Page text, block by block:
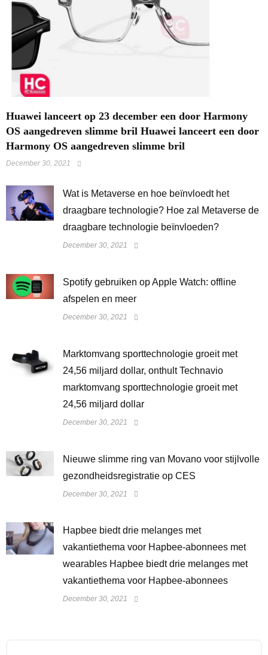
Huawei lanceert op 23 december een door Harmony
OS aangedreven slimme bril Huawei lanceert een door
Harmony OS aangedreven slimme bril
December 30, 2021
Wat is Metaverse en hoe beïnvloedt het
draagbare technologie? Hoe zal Metaverse de
draagbare technologie beïnvloeden?
December 30, 2021
Spotify gebruiken op Apple Watch: offline
afspelen en meer
December 30, 2021
Marktomvang sporttechnologie groeit met
24,56 miljard dollar, onthult Technavio
marktomvang sporttechnologie groeit met
24,56 miljard dollar
December 30, 2021
Nieuwe slimme ring van Movano voor stijlvolle
gezondheidsregistratie op CES
December 30, 2021
Hapbee biedt drie melanges met
vakantiethema voor Hapbee-abonnees met
wearables Hapbee biedt drie melanges met
vakantiethema voor Hapbee-abonnees
December 30, 2021